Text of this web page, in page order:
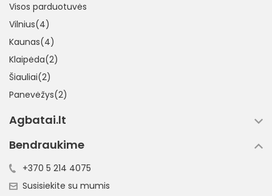
Visos parduotuvės
Vilnius(4)
Kaunas(4)
Klaipėda(2)
Šiauliai(2)
Panevėžys(2)
Agbatai.lt
Bendraukime
+370 5 214 4075
Susisiekite su mumis